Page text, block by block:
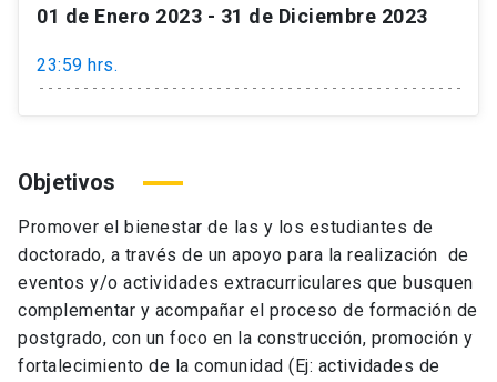
01 de Enero 2023 - 31 de Diciembre 2023
23:59 hrs.
Objetivos
Promover el bienestar de las y los estudiantes de
doctorado, a través de un apoyo para la realización de
eventos y/o actividades extracurriculares que busquen
complementar y acompañar el proceso de formación de
postgrado, con un foco en la construcción, promoción y
fortalecimiento de la comunidad (Ej: actividades de